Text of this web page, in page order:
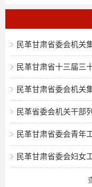
民革甘肃省委会机关
民革甘肃省十三届三
民革甘肃省委会机关
民革省委会机关干部
民革甘肃省委会青年
民革甘肃省委会妇女